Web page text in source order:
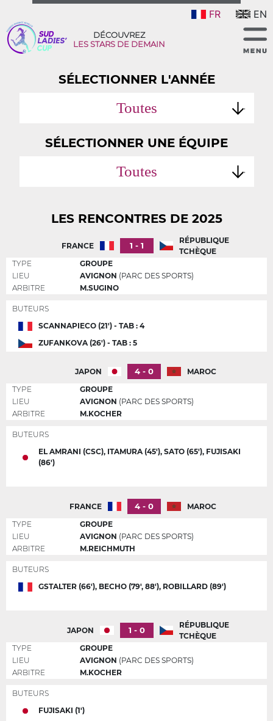
FR EN
DÉCOUVREZ
LES STARS DE DEMAIN
SÉLECTIONNER L'ANNÉE
Toutes
SÉLECTIONNER UNE ÉQUIPE
Toutes
LES RENCONTRES DE 2025
FRANCE 1 - 1
RÉPUBLIQUE
TCHÈQUE
TYPE
GROUPE
LIEU
AVIGNON (PARC DES SPORTS)
ARBITRE
M.SUGINO
BUTEURS
SCANNAPIECO (21') - TAB : 4
ZUFANKOVA (26') - TAB : 5
JAPON 4 - 0
MAROC
TYPE
GROUPE
LIEU
AVIGNON (PARC DES SPORTS)
ARBITRE
M.KOCHER
BUTEURS
EL AMRANI (CSC), ITAMURA (45'), SATO (65'), FUJISAKI
(86')
FRANCE 4 - 0
MAROC
TYPE
GROUPE
LIEU
AVIGNON (PARC DES SPORTS)
ARBITRE
M.REICHMUTH
BUTEURS
GSTALTER (66'), BECHO (79', 88'), ROBILLARD (89')
JAPON 1 - 0
RÉPUBLIQUE
TCHÈQUE
TYPE
GROUPE
LIEU
AVIGNON (PARC DES SPORTS)
ARBITRE
M.KOCHER
BUTEURS
FUJISAKI (1')